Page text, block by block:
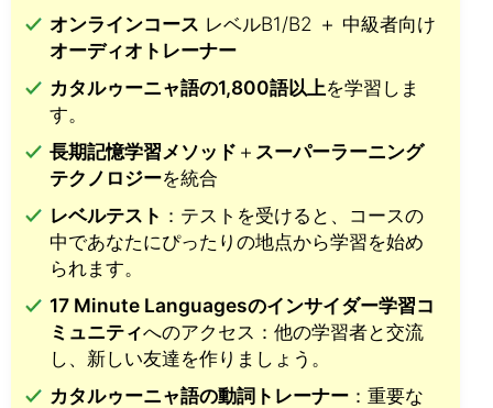
オンラインコース レベルB1/B2 ＋ 中級者向け
オーディオトレーナー
カタルゥーニャ語の1,800語以上を学習しま
す。
長期記憶学習メソッド ＋ スーパーラーニング
テクノロジーを統合
レベルテスト ：テストを受けると、コースの
中であなたにぴったりの地点から学習を始め
られます。
17 Minute Languagesのインサイダー学習コ
ミュニティへのアクセス：他の学習者と交流
し、新しい友達を作りましょう。
カタルゥーニャ語の動詞トレーナー ：重要な